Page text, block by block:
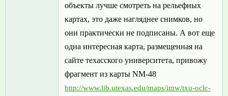
объекты лучше смотреть на рельефных
картах, это даже нагляднее снимков, но
они практически не подписаны. А вот еще
одна интересная карта, размещенная на
сайте техасского университета, привожу
фрагмент из карты NM-48
http://www.lib.utexas.edu/maps/imw/txu-oclc-